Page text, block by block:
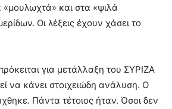
και στα «ψιλά
Οι λέξεις έχουν χάσει το
για μετάλλαξη του ΣΥΡΙΖΑ
να κάνει στοιχειώδη ανάλυση. Ο
Πάντα τέτοιος ήταν. Όσοι δεν